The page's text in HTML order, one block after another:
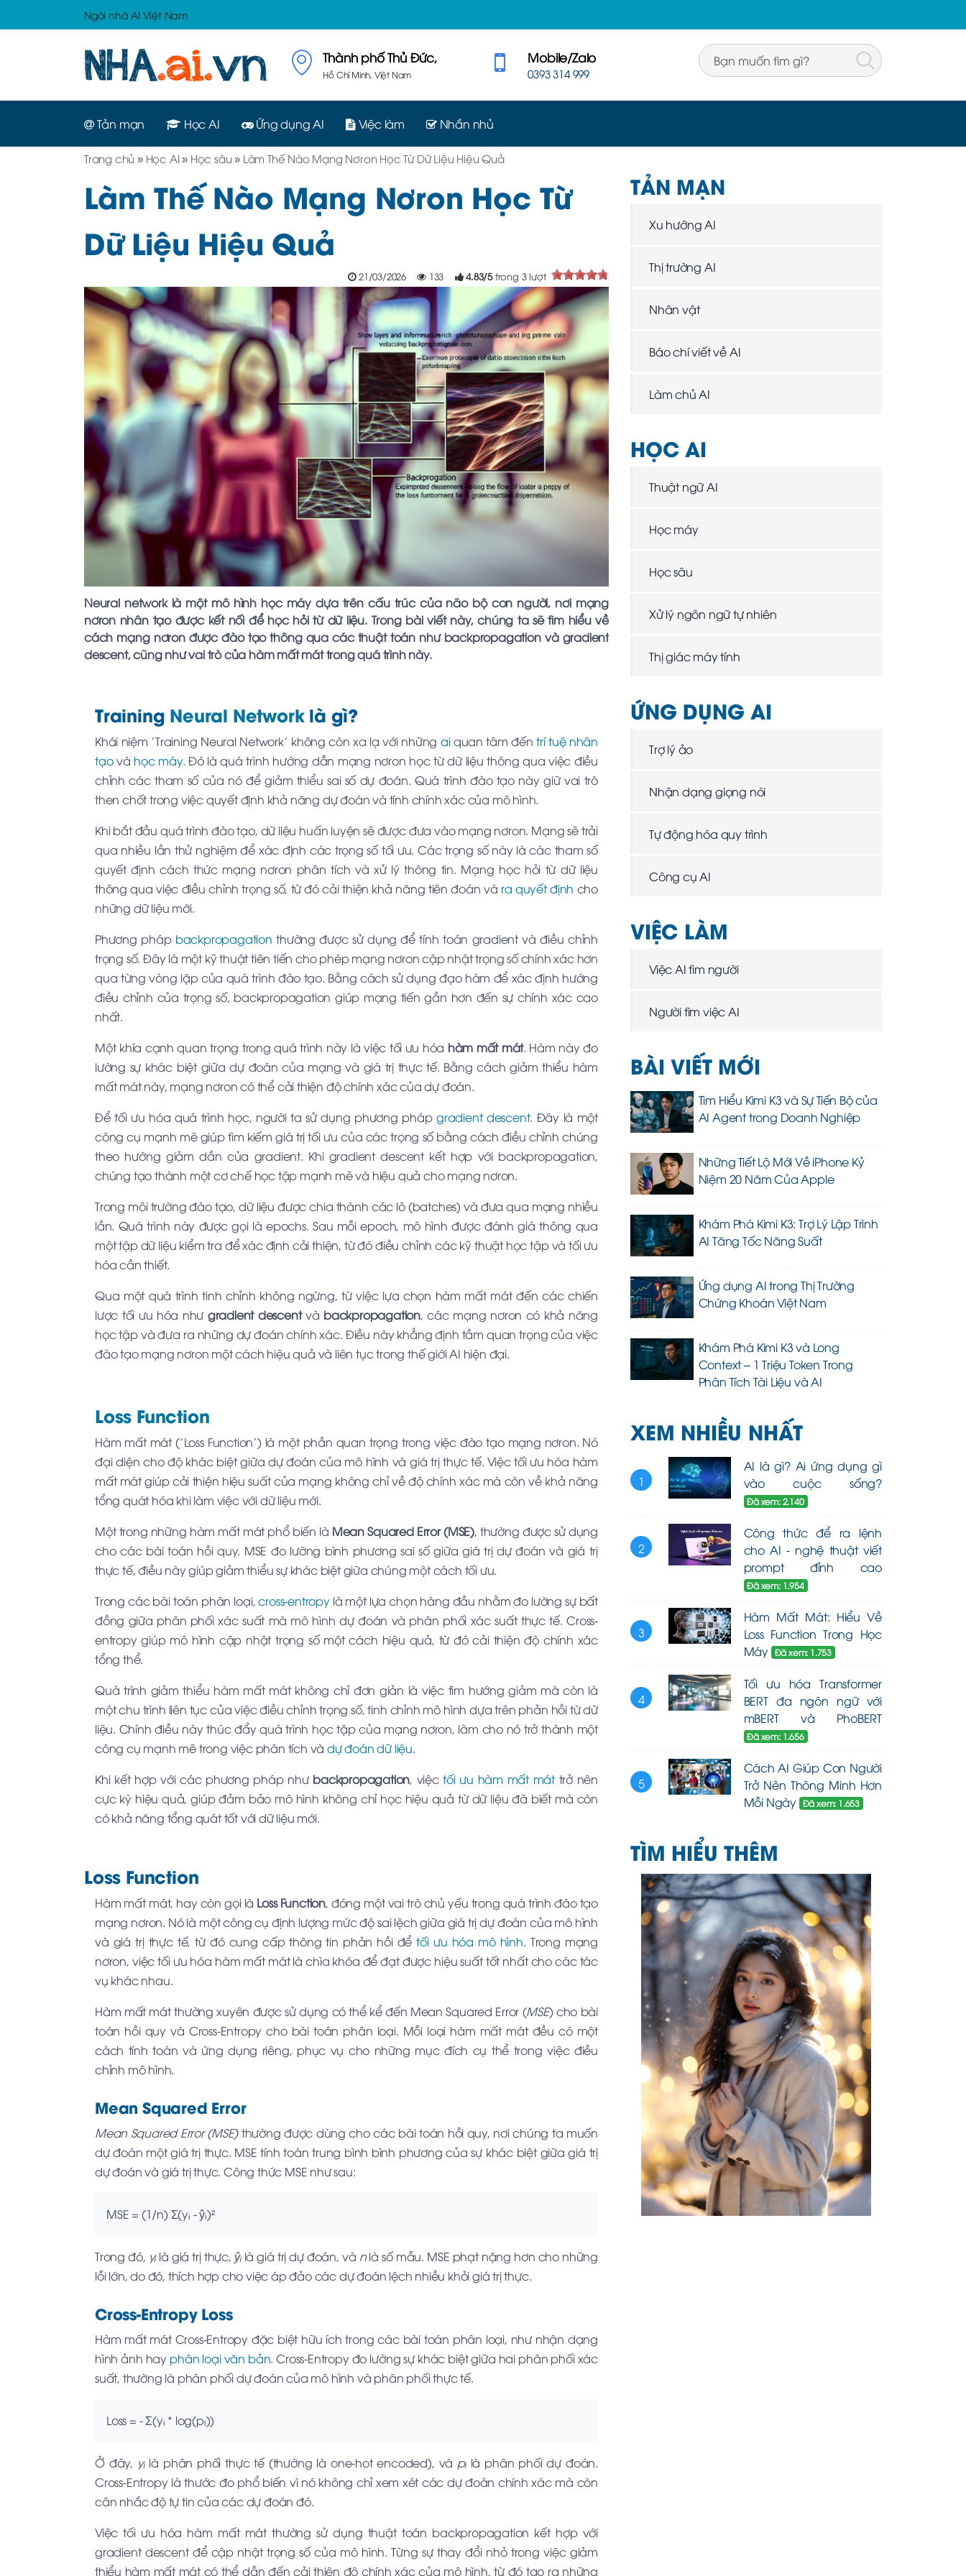
Ngôi nhà AI Việt Nam
Thành phố Thủ Đức,
Hồ Chí Minh, Việt Nam
Mobile/Zalo
0393 314 999
Tản mạn Học AI Ứng dụng AI Việc làm Nhắn nhủ
Trang chủ » Học AI» Học sâu » Làm Thế Nào Mạng Nơron Học Từ Dữ Liệu Hiệu Quả
Làm Thế Nào Mạng Nơron Học Từ
Dữ Liệu Hiệu Quả
21/03/2026 133 4.83/5 trong 3lượt
Neural network là một mô hình học máy dựa trên cấu trúc của não bộ con người, nơi mạng
nơron nhân tạo được kết nối để học hỏi từ dữ liệu. Trong bài viết này, chúng ta sẽ tìm hiểu về
cách mạng nơron được đào tạo thông qua các thuật toán như backpropagation và gradient
descent, cũng như vai trò của hàm mất mát trong quá trình này.
Training Neural Networklà gì?
Khái niệm 'Training Neural Network' không còn xa lạ với những aiquan tâm đếntrí tuệ nhân
tạovà học máy. Đó là quá trình hướng dẫn mạng nơron học từ dữ liệu thông qua việc điều
chỉnh các tham số của nó để giảm thiểu sai số dự đoán. Quá trình đào tạo này giữ vai trò
then chốt trong việc quyết định khả năng dự đoán và tính chính xác của mô hình.
Khi bắt đầu quá trình đào tạo, dữ liệu huấn luyện sẽ được đưa vào mạng nơron. Mạng sẽ trải
qua nhiều lần thử nghiệm để xác định các trọng số tối ưu. Các trọng số này là các tham số
quyết định cách thức mạng nơron phân tích và xử lý thông tin. Mạng học hỏi từ dữ liệu
thông qua việc điều chỉnh trọng số, từ đó cải thiện khả năng tiên đoán và ra quyết định cho
những dữ liệu mới.
Phương pháp backpropagation thường được sử dụng để tính toán gradient và điều chỉnh
trọng số. Đây là một kỹ thuật tiên tiến cho phép mạng nơron cập nhật trọng số chính xác hơn
qua từng vòng lặp của quá trình đào tạo. Bằng cách sử dụng đạo hàm để xác định hướng
điều chỉnh của trọng số, backpropagation giúp mạng tiến gần hơn đến sự chính xác cao
nhất.
Một khía cạnh quan trọng trong quá trình này là việc tối ưu hóa hàm mất mát. Hàm này đo
lường sự khác biệt giữa dự đoán của mạng và giá trị thực tế. Bằng cách giảm thiểu hàm
mất mát này, mạng nơron có thể cải thiện độ chính xác của dự đoán.
Để tối ưu hóa quá trình học, người ta sử dụng phương pháp gradient descent. Đây là một
công cụ mạnh mẽ giúp tìm kiếm giá trị tối ưu của các trọng số bằng cách điều chỉnh chúng
theo hướng giảm dần của gradient. Khi gradient descent kết hợp với backpropagation,
chúng tạo thành một cơ chế học tập mạnh mẽ và hiệu quả cho mạng nơron.
Trong môi trường đào tạo, dữ liệu được chia thành các lô (batches) và đưa qua mạng nhiều
lần. Quá trình này được gọi là epochs. Sau mỗi epoch, mô hình được đánh giá thông qua
một tập dữ liệu kiểm tra để xác định cải thiện, từ đó điều chỉnh các kỹ thuật học tập và tối ưu
hóa cần thiết.
Qua một quá trình tinh chỉnh không ngừng, từ việc lựa chọn hàm mất mát đến các chiến
lược tối ưu hóa như gradient descentvà backpropagation, các mạng nơron có khả năng
học tập và đưa ra những dự đoán chính xác. Điều này khẳng định tầm quan trọng của việc
đào tạo mạng nơron một cách hiệu quả và liên tục trong thế giới AI hiện đại.
Loss Function
Hàm mất mát ('Loss Function') là một phần quan trọng trong việc đào tạo mạng nơron. Nó
đại diện cho độ khác biệt giữa dự đoán của mô hình và giá trị thực tế. Việc tối ưu hóa hàm
mất mát giúp cải thiện hiệu suất của mạng không chỉ về độ chính xác mà còn về khả năng
tổng quát hóa khi làm việc với dữ liệu mới.
Một trong những hàm mất mát phổ biến là Mean Squared Error (MSE), thường được sử dụng
cho các bài toán hồi quy. MSE đo lường bình phương sai số giữa giá trị dự đoán và giá trị
thực tế, điều này giúp giảm thiểu sự khác biệt giữa chúng một cách tối ưu.
Trong các bài toán phân loại,cross-entropylà một lựa chọn hàng đầu nhằm đo lường sự bất
đồng giữa phân phối xác suất mà mô hình dự đoán và phân phối xác suất thực tế. Cross-
entropy giúp mô hình cập nhật trọng số một cách hiệu quả, từ đó cải thiện độ chính xác
tổng thể.
Quá trình giảm thiểu hàm mất mát không chỉ đơn giản là việc tìm hướng giảm mà còn là
một chu trình liên tục của việc điều chỉnh trọng số, tinh chỉnh mô hình dựa trên phản hồi từ dữ
liệu. Chính điều này thúc đẩy quá trình học tập của mạng nơron, làm cho nó trở thành một
công cụ mạnh mẽ trong việc phân tích và dự đoán dữ liệu.
Khi kết hợp với các phương pháp như backpropagation, việctối ưu hàm mất máttrở nên
cực kỳ hiệu quả, giúp đảm bảo mô hình không chỉ học hiệu quả từ dữ liệu đã biết mà còn
có khả năng tổng quát tốt với dữ liệu mới.
Loss Function
Hàm mất mát, hay còn gọi là Loss Function, đóng một vai trò chủ yếu trong quá trình đào tạo
mạng nơron. Nó là một công cụ định lượng mức độ sai lệch giữa giá trị dự đoán của mô hình
và giá trị thực tế, từ đó cung cấp thông tin phản hồi đểtối ưu hóa mô hình. Trong mạng
nơron, việc tối ưu hóa hàm mất mát là chìa khóa để đạt được hiệu suất tốt nhất cho các tác
vụ khác nhau.
Hàm mất mát thường xuyên được sử dụng có thể kể đến Mean Squared Error (MSE) cho bài
toán hồi quy và Cross-Entropy cho bài toán phân loại. Mỗi loại hàm mất mát đều có một
cách tính toán và ứng dụng riêng, phục vụ cho những mục đích cụ thể trong việc điều
chỉnh mô hình.
Mean Squared Error
Mean Squared Error (MSE)thường được dùng cho các bài toán hồi quy, nơi chúng ta muốn
dự đoán một giá trị thực. MSE tính toán trung bình bình phương của sự khác biệt giữa giá trị
dự đoán và giá trị thực. Công thức MSE như sau:
MSE = (1/n) Σ(yᵢ - ŷᵢ)²
Trong đó, yᵢlà giá trị thực, ŷᵢlà giá trị dự đoán, và nlà số mẫu. MSE phạt nặng hơn cho những
lỗi lớn, do đó, thích hợp cho việc áp đảo các dự đoán lệch nhiều khỏi giá trị thực.
Cross-Entropy Loss
Hàm mất mát Cross-Entropy đặc biệt hữu ích trong các bài toán phân loại, như nhận dạng
hình ảnh hay phân loại văn bản. Cross-Entropy đo lường sự khác biệt giữa hai phân phối xác
suất, thường là phân phối dự đoán của mô hình và phân phối thực tế.
Loss = - Σ(yᵢ * log(pᵢ))
Ở đây, yᵢlà phân phối thực tế (thường là one-hot encoded), và pᵢlà phân phối dự đoán.
Cross-Entropy là thước đo phổ biến vì nó không chỉ xem xét các dự đoán chính xác mà còn
cân nhắc độ tự tin của các dự đoán đó.
Việc tối ưu hóa hàm mất mát thường sử dụng thuật toán backpropagation kết hợp với
gradient descent để cập nhật trọng số của mô hình. Từng sự thay đổi nhỏ trong việc giảm
thiểu hàm mất mát có thể dẫn đến cải thiện độ chính xác của mô hình, từ đó tạo ra những
TẢN MẠN
Xu hướng AI
Thị trường AI
Nhân vật
Báo chí viết về AI
Làm chủ AI
HỌC AI
Thuật ngữ AI
Học máy
Học sâu
Xử lý ngôn ngữ tự nhiên
Thị giác máy tính
ỨNG DỤNG AI
Trợ lý ảo
Nhận dạng giọng nói
Tự động hóa quy trình
Công cụ AI
VIỆC LÀM
Việc AI tìm người
Người tìm việc AI
BÀI VIẾT MỚI
Tìm Hiểu Kimi K3 và Sự Tiến Bộ của
AI Agent trong Doanh Nghiệp
Những Tiết Lộ Mới Về iPhone Kỷ
Niệm 20 Năm Của Apple
Khám Phá Kimi K3: Trợ Lý Lập Trình
AI Tăng Tốc Năng Suất
Ứng dụng AI trong Thị Trường
Chứng Khoán Việt Nam
Khám Phá Kimi K3 và Long
Context – 1 Triệu Token Trong
Phân Tích Tài Liệu và AI
XEM NHIỀU NHẤT
1
AI là gì? Ai ứng dụng gì
vào cuộc sống?
Đã xem: 2.140
2
Công thức để ra lệnh
cho AI - nghệ thuật viết
prompt đỉnh cao
Đã xem: 1.954
3
Hàm Mất Mát: Hiểu Về
Loss Function Trong Học
Máy Đã xem: 1.753
4
Tối ưu hóa Transformer
BERT đa ngôn ngữ với
mBERT và PhoBERT
Đã xem: 1.656
5
Cách AI Giúp Con Người
Trở Nên Thông Minh Hơn
Mỗi Ngày Đã xem: 1.653
TÌM HIỂU THÊM